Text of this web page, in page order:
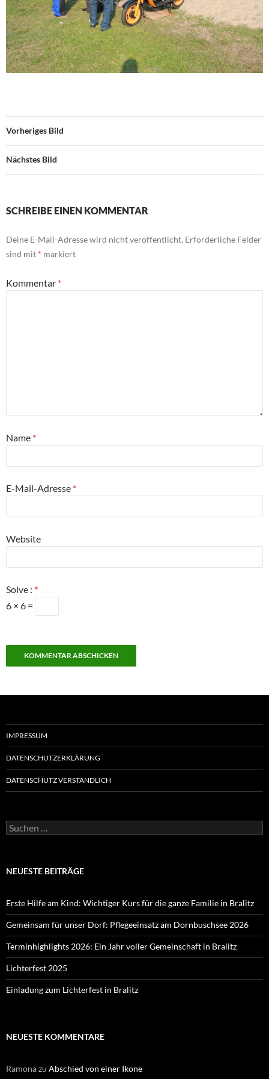
Vorheriges Bild
Nächstes Bild
SCHREIBE EINEN KOMMENTAR
Deine E-Mail-Adresse wird nicht veröffentlicht. Erforderliche Felder
sind mit * markiert
Kommentar *
Name *
E-Mail-Adresse *
Website
Solve : *
6 × 6 =
IMPRESSUM
DATENSCHUTZERKLÄRUNG
DATENSCHUTZ VERSTÄNDLICH
Suchen
nach:
NEUESTE BEITRÄGE
Erste Hilfe am Kind: Wichtiger Kurs für die ganze Familie in Bralitz
Gemeinsam für unser Dorf: Pflegeeinsatz am Dornbuschsee 2026
Terminhighlights 2026: Ein Jahr voller Gemeinschaft in Bralitz
Lichterfest 2025
Einladung zum Lichterfest in Bralitz
NEUESTE KOMMENTARE
Ramonazu Abschied von einer Ikone